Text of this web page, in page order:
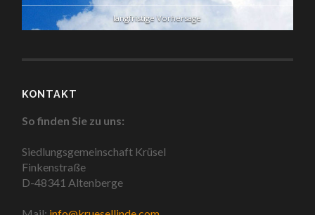
langfristige Vorhersage
KONTAKT
So finden Sie zu uns:
Siedlungsgemeinschaft Krüsel
Finkenstraße
D-48341 Altenberge